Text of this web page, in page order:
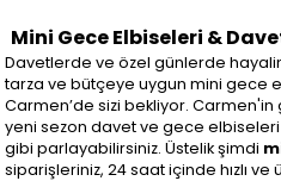
Mini Gece Elbiseleri &
Davetlerde ve özel günlerde
tarza ve bütçeye uygun mini gece
Carmen’de sizi bekliyor. Carmen'in
yeni sezon davet ve gece elbiseleri
gibi parlayabilirsiniz. Üstelik şimdi
siparişleriniz, 24 saat içinde hızlı ve